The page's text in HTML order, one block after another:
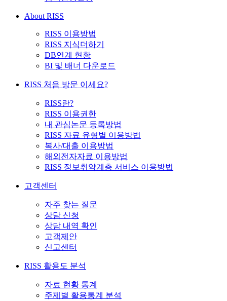
About RISS
RISS 이용방법
RISS 지식더하기
DB연계 현황
BI 및 배너 다운로드
RISS 처음 방문 이세요?
RISS란?
RISS 이용권한
내 관심논문 등록방법
RISS 자료 유형별 이용방법
복사/대출 이용방법
해외전자자료 이용방법
RISS 정보취약계층 서비스 이용방법
고객센터
자주 찾는 질문
상담 신청
상담 내역 확인
고객제안
신고센터
RISS 활용도 분석
자료 현황 통계
주제별 활용통계 분석